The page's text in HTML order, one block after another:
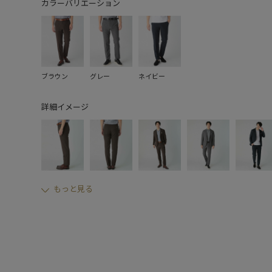
カラーバリエーション
ブラウン グレー ネイビー
詳細イメージ
もっと見る